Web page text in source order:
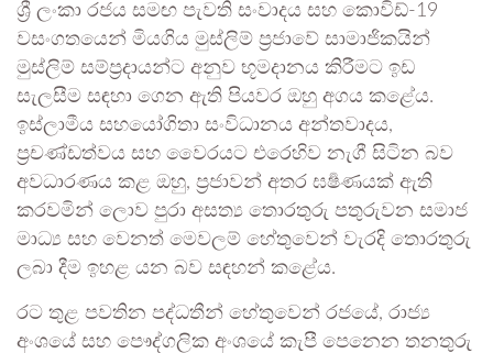
ශ්‍රී ලංකා රජය සමඟ පැවති සංවාදය සහ කොවිඩ්-19
වසංගතයෙන් මියගිය මුස්ලිම් ප්‍රජාවේ සාමාජිකයින්
මුස්ලිම් සම්ප්‍රදායන්ට අනුව භූමදානය කිරීමට ඉඩ
සැලසීම සඳහා ගෙන ඇති පියවර ඔහු අගය කළේය.
ඉස්ලාමීය සහයෝගිතා සංවිධානය අන්තවාදය,
ප්‍රචණ්ඩත්වය සහ වෛරයට එරෙහිව නැගී සිටින බව
අවධාරණය කළ ඔහු, ප්‍රජාවන් අතර ඝර්‍ෂණයක් ඇති
කරවමින් ලොව පුරා අසත්‍ය තොරතුරු පතුරුවන සමාජ
මාධ්‍ය සහ වෙනත් මෙවලම් හේතුවෙන් වැරදි තොරතුරු
ලබා දීම ඉහළ යන බව සඳහන් කළේය.
රට තුළ පවතින පද්ධතීන් හේතුවෙන් රජයේ, රාජ්‍ය
අංශයේ සහ පෞද්ගලික අංශයේ කැපී පෙනෙන තනතුරු